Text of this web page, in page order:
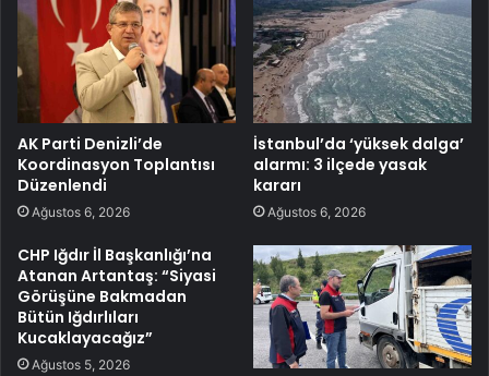
AK Parti Denizli’de
Koordinasyon Toplantısı
Düzenlendi
Ağustos 6, 2026
İstanbul’da ‘yüksek dalga’
alarmı: 3 ilçede yasak
kararı
Ağustos 6, 2026
CHP Iğdır İl Başkanlığı’na
Atanan Artantaş: “Siyasi
Görüşüne Bakmadan
Bütün Iğdırlıları
Kucaklayacağız”
Ağustos 5, 2026